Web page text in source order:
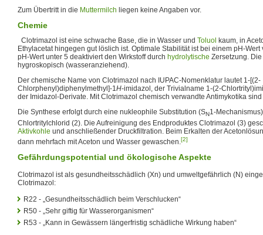
Zum Übertritt in die Muttermilch liegen keine Angaben vor.
Chemie
Clotrimazol ist eine schwache Base, die in Wasser und Toluol kaum, in
Ethylacetat hingegen gut löslich ist. Optimale Stabilität ist bei einem pH-
pH-Wert unter 5 deaktiviert den Wirkstoff durch hydrolytische Zersetzung.
hygroskopisch (wasseranziehend).
Der chemische Name von Clotrimazol nach IUPAC-Nomenklatur lautet 1-[(2-
Chlorphenyl)diphenylmethyl]-1H-imidazol, der Trivialname 1-(2-
der Imidazol-Derivate. Mit Clotrimazol chemisch verwandte Antimykotika sind
Die Synthese erfolgt durch eine nukleophile Substitution (SN1-
Chlortritylchlorid (2). Die Aufreinigung des Endproduktes Clotrimazol (3)
Aktivkohle und anschließender Druckfiltration. Beim Erkalten der
dann mehrfach mit Aceton und Wasser gewaschen. [2]
Gefährdungspotential und ökologische Aspekte
Clotrimazol ist als gesundheitsschädlich (Xn) und umweltgefährlich (N)
Clotrimazol:
R22 - „Gesundheitsschädlich beim Verschlucken“
R50 - „Sehr giftig für Wasserorganismen“
R53 - „Kann in Gewässern längerfristig schädliche Wirkung haben“